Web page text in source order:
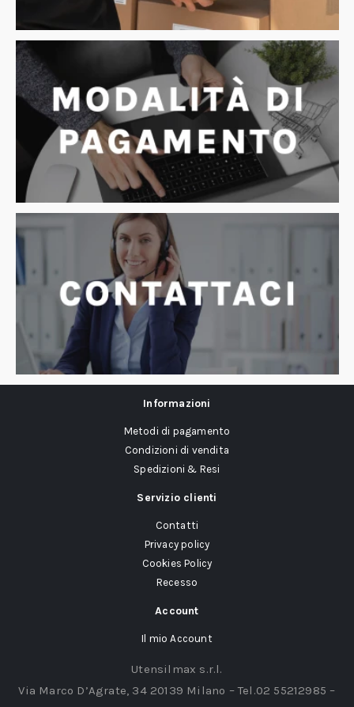
Informazioni
Metodi di pagamento
Condizioni di vendita
Spedizioni & Resi
Servizio clienti
Contatti
Privacy policy
Cookies Policy
Recesso
Account
Il mio Account
Utensilmax s.r.l.
Via Marco D’Agrate, 34 20139 Milano – Tel.02 55212985 –